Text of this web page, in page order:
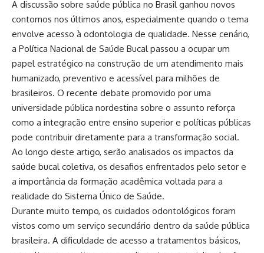
A discussão sobre saúde pública no Brasil ganhou novos
contornos nos últimos anos, especialmente quando o tema
envolve acesso à odontologia de qualidade. Nesse cenário,
a Política Nacional de Saúde Bucal passou a ocupar um
papel estratégico na construção de um atendimento mais
humanizado, preventivo e acessível para milhões de
brasileiros. O recente debate promovido por uma
universidade pública nordestina sobre o assunto reforça
como a integração entre ensino superior e políticas públicas
pode contribuir diretamente para a transformação social.
Ao longo deste artigo, serão analisados os impactos da
saúde bucal coletiva, os desafios enfrentados pelo setor e
a importância da formação acadêmica voltada para a
realidade do Sistema Único de Saúde.
Durante muito tempo, os cuidados odontológicos foram
vistos como um serviço secundário dentro da saúde pública
brasileira. A dificuldade de acesso a tratamentos básicos,